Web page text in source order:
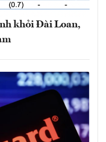
khỏi Đài Loan,